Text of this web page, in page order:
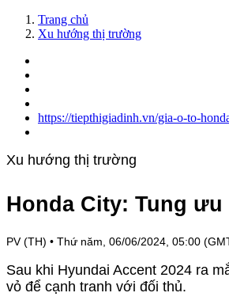
Trang chủ
Xu hướng thị trường
https://tiepthigiadinh.vn/gia-o-to-
Xu hướng thị trường
Honda City: Tung
PV (TH) • Thứ năm, 06/06/2024, 05:00
Sau khi Hyundai Accent 2024 ra
vỏ để cạnh tranh với đối thủ.